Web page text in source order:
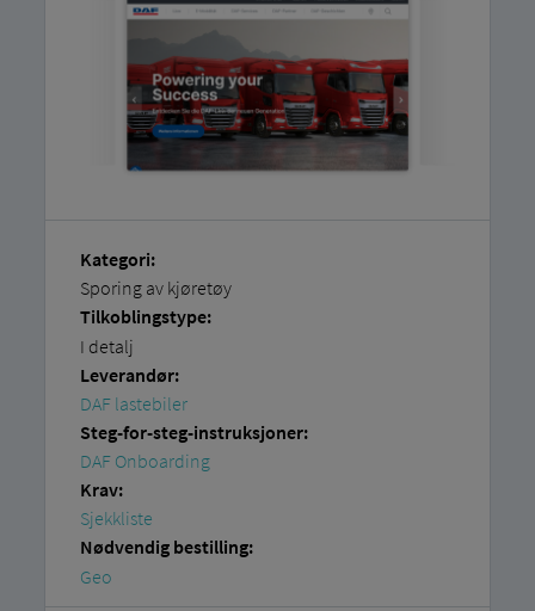
Kategori:
Sporing av kjøretøy
Tilkoblingstype:
I detalj
Leverandør:
DAF lastebiler
Steg-for-steg-instruksjoner:
DAF Onboarding
Krav:
Sjekkliste
Nødvendig bestilling:
Geo